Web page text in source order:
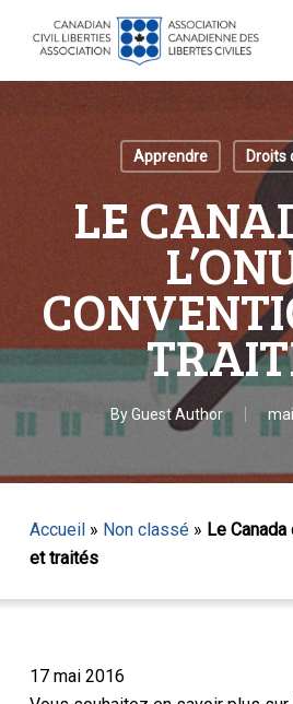
Apprendre Droits
LE
By Guest Author
Accueil» Non classé» Le Canada
et traités
17 mai 2016